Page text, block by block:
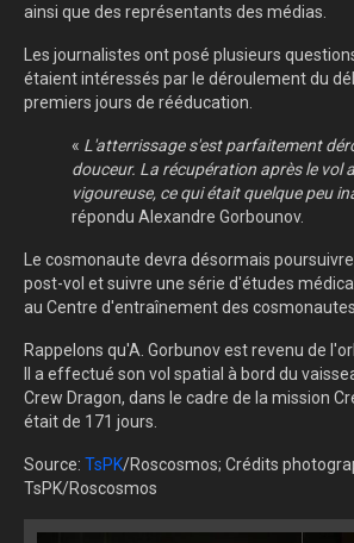
ainsi que des représentants des médias.
Les journalistes ont posé plusieurs
étaient intéressés par le déroulement du
premiers jours de rééducation.
« L'atterrissage s'est parfaitement
douceur. La récupération après le vol
vigoureuse, ce qui était quelque peu
répondu Alexandre Gorbounov.
Le cosmonaute devra désormais
post-vol et suivre une série d'études
au Centre d'entraînement des
Rappelons qu'A. Gorbunov est revenu de
Il a effectué son vol spatial à bord du
Crew Dragon, dans le cadre de la mission
était de 171 jours.
Source: TsPK/Roscosmos; Crédits
TsPK/Roscosmos